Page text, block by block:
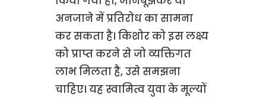
अनजाने में प्रतिरोध का सामना
कर सकता है। किशोर को इस लक्ष्य
को प्राप्त करने से जो व्यक्तिगत
लाभ मिलता है, उसे समझना
चाहिए। यह स्वामित्व युवा के मूल्यों